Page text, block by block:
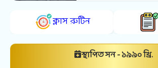
ক্লাস রুটিন
স্থাপিত সন - ১৯৯০ খ্রি.